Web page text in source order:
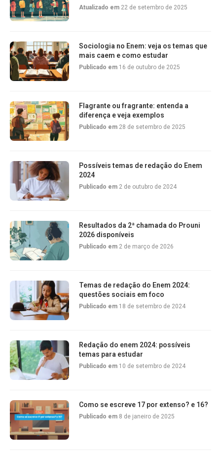
Atualizado em 22 de setembro de 2025
Sociologia no Enem: veja os temas que
mais caem e como estudar
Publicado em 16 de outubro de 2025
Flagrante ou fragrante: entenda a
diferença e veja exemplos
Publicado em 28 de setembro de 2025
Possíveis temas de redação do Enem
2024
Publicado em 2 de outubro de 2024
Resultados da 2ª chamada do Prouni
2026 disponíveis
Publicado em 2 de março de 2026
Temas de redação do Enem 2024:
questões sociais em foco
Publicado em 18 de setembro de 2024
Redação do enem 2024: possíveis
temas para estudar
Publicado em 10 de setembro de 2024
Como se escreve 17 por extenso? e 16?
Publicado em 8 de janeiro de 2025